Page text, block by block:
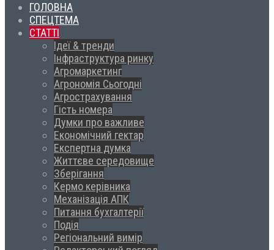
ГОЛОВНА
СПЕЦТЕМА
СТАТТІ
Ідеї & тренди
Інфраструктура ринку
Агромаркетинг
Агрономія Сьогодні
Агрострахування
Гість номера
Думки про важливе
Економічний гектар
Експертна думка
Життєве середовище
Зберігання
Кермо керівника
Механізація АПК
Питання бухгалтерії
Подія
Регіональний вимір